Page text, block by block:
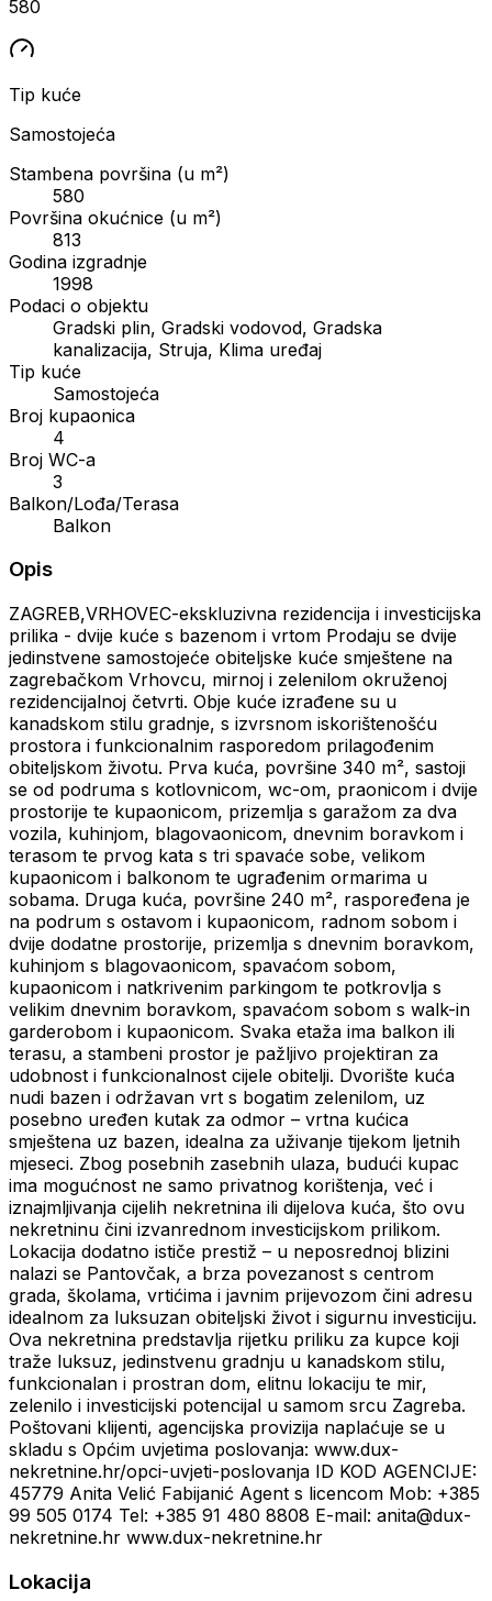
580
Tip kuće
Samostojeća
Stambena površina (u m²)
580
Površina okućnice (u m²)
813
Godina izgradnje
1998
Podaci o objektu
Gradski plin, Gradski vodovod, Gradska
kanalizacija, Struja, Klima uređaj
Tip kuće
Samostojeća
Broj kupaonica
4
Broj WC-a
3
Balkon/Lođa/Terasa
Balkon
Opis
ZAGREB,VRHOVEC-ekskluzivna rezidencija i investicijska
prilika - dvije kuće s bazenom i vrtom Prodaju se dvije
jedinstvene samostojeće obiteljske kuće smještene na
zagrebačkom Vrhovcu, mirnoj i zelenilom okruženoj
rezidencijalnoj četvrti. Obje kuće izrađene su u
kanadskom stilu gradnje, s izvrsnom iskorištenošću
prostora i funkcionalnim rasporedom prilagođenim
obiteljskom životu. Prva kuća, površine 340 m², sastoji
se od podruma s kotlovnicom, wc-om, praonicom i dvije
prostorije te kupaonicom, prizemlja s garažom za dva
vozila, kuhinjom, blagovaonicom, dnevnim boravkom i
terasom te prvog kata s tri spavaće sobe, velikom
kupaonicom i balkonom te ugrađenim ormarima u
sobama. Druga kuća, površine 240 m², raspoređena je
na podrum s ostavom i kupaonicom, radnom sobom i
dvije dodatne prostorije, prizemlja s dnevnim boravkom,
kuhinjom s blagovaonicom, spavaćom sobom,
kupaonicom i natkrivenim parkingom te potkrovlja s
velikim dnevnim boravkom, spavaćom sobom s walk-in
garderobom i kupaonicom. Svaka etaža ima balkon ili
terasu, a stambeni prostor je pažljivo projektiran za
udobnost i funkcionalnost cijele obitelji. Dvorište kuća
nudi bazen i održavan vrt s bogatim zelenilom, uz
posebno uređen kutak za odmor – vrtna kućica
smještena uz bazen, idealna za uživanje tijekom ljetnih
mjeseci. Zbog posebnih zasebnih ulaza, budući kupac
ima mogućnost ne samo privatnog korištenja, već i
iznajmljivanja cijelih nekretnina ili dijelova kuća, što ovu
nekretninu čini izvanrednom investicijskom prilikom.
Lokacija dodatno ističe prestiž – u neposrednoj blizini
nalazi se Pantovčak, a brza povezanost s centrom
grada, školama, vrtićima i javnim prijevozom čini adresu
idealnom za luksuzan obiteljski život i sigurnu investiciju.
Ova nekretnina predstavlja rijetku priliku za kupce koji
traže luksuz, jedinstvenu gradnju u kanadskom stilu,
funkcionalan i prostran dom, elitnu lokaciju te mir,
zelenilo i investicijski potencijal u samom srcu Zagreba.
Poštovani klijenti, agencijska provizija naplaćuje se u
skladu s Općim uvjetima poslovanja: www.dux-
nekretnine.hr/opci-uvjeti-poslovanja ID KOD AGENCIJE:
45779 Anita Velić Fabijanić Agent s licencom Mob: +385
99 505 0174 Tel: +385 91 480 8808 E-mail: anita@dux-
nekretnine.hr www.dux-nekretnine.hr
Lokacija